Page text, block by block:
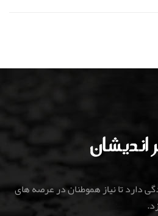
دارد تا نیاز هموطنان در عرصه های